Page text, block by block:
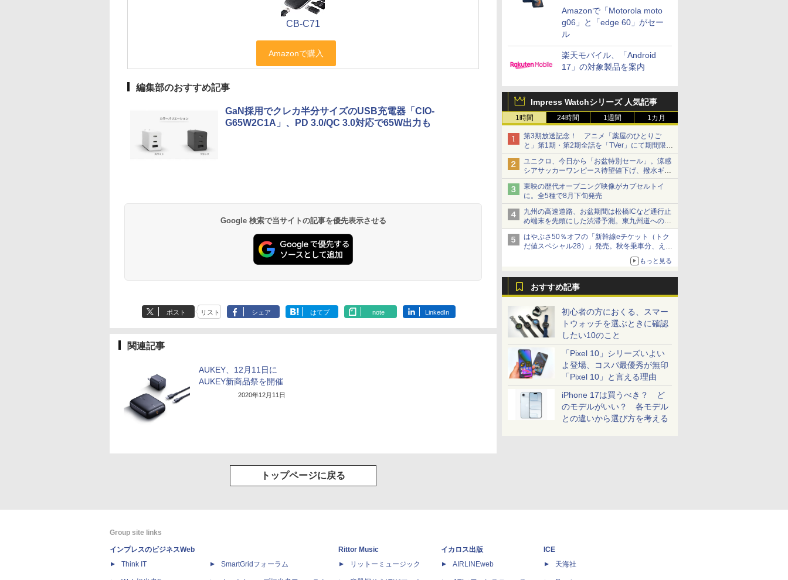
Amazonで「Motorola moto
g06」と「edge 60」がセー
ル
楽天モバイル、「Android
17」の対象製品を案内
Impress Watchシリーズ 人気記事
1時間 24時間 1週間 1カ月
第3期放送記念！ アニメ「薬屋のひとりご
と」第1期・第2期全話を「TVer」にて期間限定
で順次無料配信開始
ユニクロ、今日から「お盆特別セール」。涼感
シアサッカーワンピース待望値下げ、撥水ギア
ショーツは1990円に
東映の歴代オープニング映像がカプセルトイ
に。全5種で8月下旬発売
九州の高速道路、お盆期間は松橋ICなど通行止
め端末を先頭にした渋滞予測。東九州道への迂
回は料金調整を実施
はやぶさ50％オフの「新幹線eチケット（トク
だ値スペシャル28）」発売。秋冬乗車分、えき
もっと見る
おすすめ記事
初心者の方におくる、スマー
トウォッチを選ぶときに確認
したい10のこと
「Pixel 10」シリーズいよい
よ登場、コスパ最優秀が無印
「Pixel 10」と言える理由
iPhone 17は買うべき？ ど
のモデルがいい？ 各モデル
との違いから選び方を考える
CB-C71
編集部のおすすめ記事
GaN採用でクレカ半分サイズのUSB充電器「CIO-
G65W2C1A」、PD 3.0/QC 3.0対応で65W出力も
Google 検索で当サイトの記事を優先表示させる
ポスト リスト シェア はてブ note LinkedIn
関連記事
AUKEY、12月11日に
AUKEY新商品祭を開催
2020年12月11日
トップページに戻る
Group site links
インプレスのビジネスWeb
Think IT
SmartGridフォーラム
Rittor Music
リットーミュージック
イカロス出版
AIRLINEweb
ICE
天海社